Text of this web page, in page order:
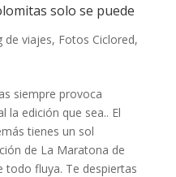
solo se puede
de viajes, Fotos Ciclored,
siempre provoca
la edición que sea.. El
tienes un sol
de La Maratona de
todo fluya. Te despiertas